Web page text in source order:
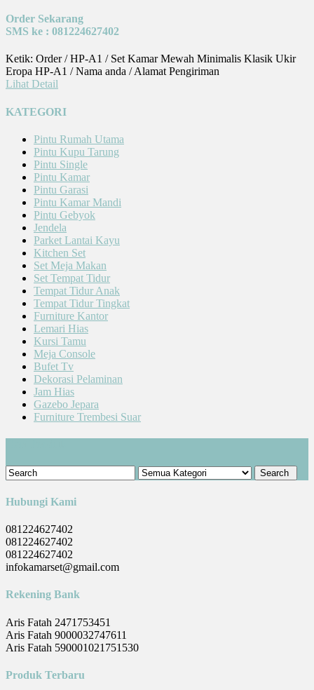
Order Sekarang
SMS ke : 081224627402
Ketik: Order / HP-A1 / Set Kamar Mewah Minimalis Klasik Ukir
Eropa HP-A1 / Nama anda / Alamat Pengiriman
Lihat Detail
KATEGORI
Pintu Rumah Utama
Pintu Kupu Tarung
Pintu Single
Pintu Kamar
Pintu Garasi
Pintu Kamar Mandi
Pintu Gebyok
Jendela
Parket Lantai Kayu
Kitchen Set
Set Meja Makan
Set Tempat Tidur
Tempat Tidur Anak
Tempat Tidur Tingkat
Furniture Kantor
Lemari Hias
Kursi Tamu
Meja Console
Bufet Tv
Dekorasi Pelaminan
Jam Hias
Gazebo Jepara
Furniture Trembesi Suar
Hubungi Kami
081224627402
081224627402
081224627402
infokamarset@gmail.com
Rekening Bank
Aris Fatah 2471753451
Aris Fatah 9000032747611
Aris Fatah 590001021751530
Produk Terbaru